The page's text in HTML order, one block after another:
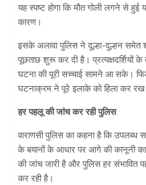
यह स्पष्ट होगा कि मौत गोली लगने से
कारण।
इसके अलावा पुलिस ने दूल्हा-दुल्हन समेत
पूछताछ शुरू कर दी है। प्रत्यक्षदर्शियों के
घटना की पूरी सच्चाई सामने आ सके।
घटनाक्रम ने पूरे इलाके को हिला कर रख
हर पहलू की जांच कर रही पुलिस
वाराणसी पुलिस का कहना है कि उपलब्ध
के बयानों के आधार पर आगे की कानूनी
की जांच जारी है और पुलिस हर संभावित
कर रही है।